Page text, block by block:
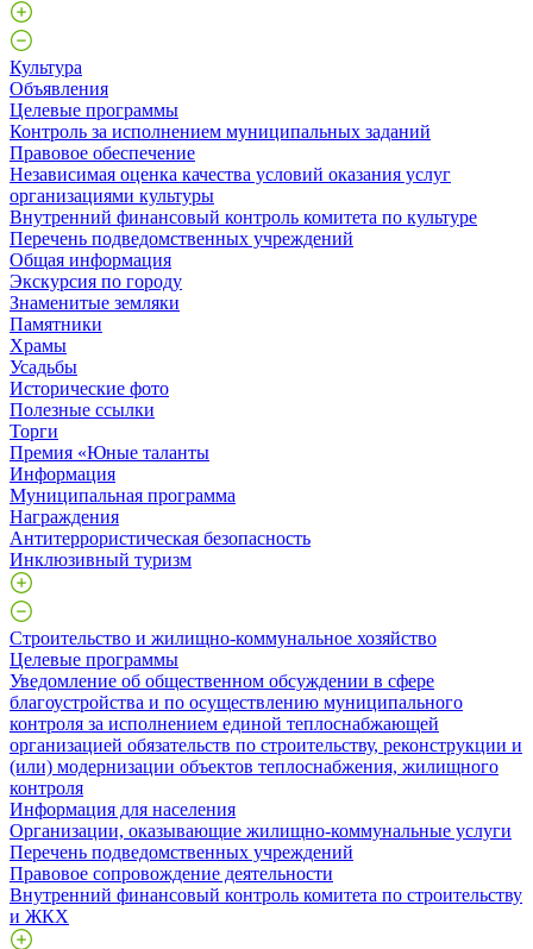
Культура
Объявления
Целевые программы
Контроль за исполнением муниципальных заданий
Правовое обеспечение
Независимая оценка качества условий оказания услуг
организациями культуры
Внутренний финансовый контроль комитета по культуре
Перечень подведомственных учреждений
Общая информация
Экскурсия по городу
Знаменитые земляки
Памятники
Храмы
Усадьбы
Исторические фото
Полезные ссылки
Торги
Премия «Юные таланты
Информация
Муниципальная программа
Награждения
Антитеррористическая безопасность
Инклюзивный туризм
Строительство и жилищно-коммунальное хозяйство
Целевые программы
Уведомление об общественном обсуждении в сфере
благоустройства и по осуществлению муниципального
контроля за исполнением единой теплоснабжающей
организацией обязательств по строительству, реконструкции и
(или) модернизации объектов теплоснабжения, жилищного
контроля
Информация для населения
Организации, оказывающие жилищно-коммунальные услуги
Перечень подведомственных учреждений
Правовое сопровождение деятельности
Внутренний финансовый контроль комитета по строительству
и ЖКХ